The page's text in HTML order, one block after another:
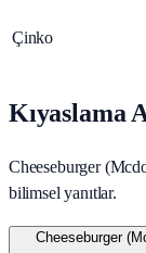
Çinko
Kıyaslama
Cheeseburger
bilimsel yanıtlar.
Cheeseburger